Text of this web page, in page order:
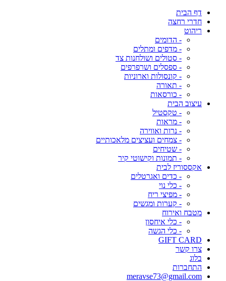
דף הבית
חדרי רחצה
ריהוט
- הדומים
- מדפים ומתלים
- סטולים ושולחנות צד
- ספסלים ושרפרפים
- קונסולות וארוניות
- תאורה
- כורסאות
עיצוב הבית
- טקסטיל
- מראות
- נרות ואווירה
- צמחים ועציצים מלאכותיים
- שטיחים
- תמונות וקישוטי קיר
אקססוריז לבית
- כדים ואגרטלים
- כלי נוי
- מפיצי ריח
- קערות ומגשים
מטבח ואירוח
- כלי איחסון
- כלי הגשה
GIFT CARD
צרו קשר
בלוג
התחברות
meravse73@gmail.com